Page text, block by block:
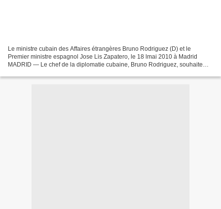
Le ministre cubain des Affaires étrangères Bruno Rodriguez (D) et le
Premier ministre espagnol Jose Lis Zapatero, le 18 lmai 2010 à Madrid
MADRID — Le chef de la diplomatie cubaine, Bruno Rodriguez, souhaite